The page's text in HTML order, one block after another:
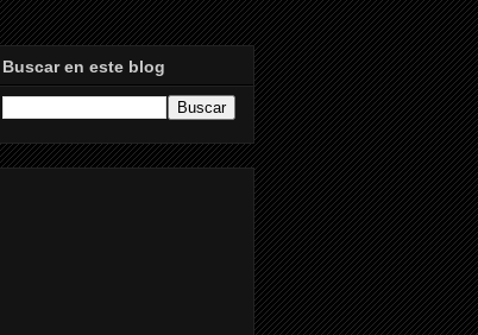
Buscar en este blog